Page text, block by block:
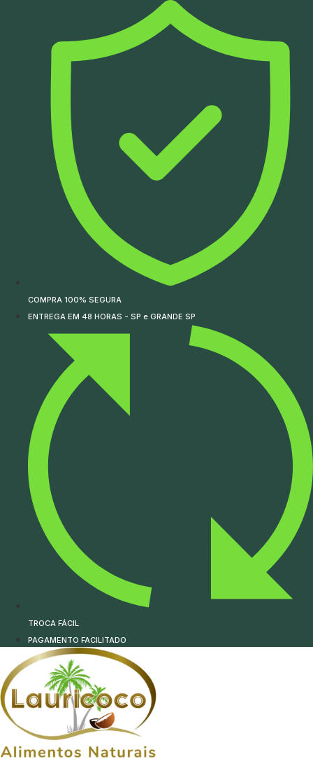
COMPRA 100% SEGURA
ENTREGA EM 48 HORAS - SP e GRANDE SP
TROCA FÁCIL
PAGAMENTO FACILITADO